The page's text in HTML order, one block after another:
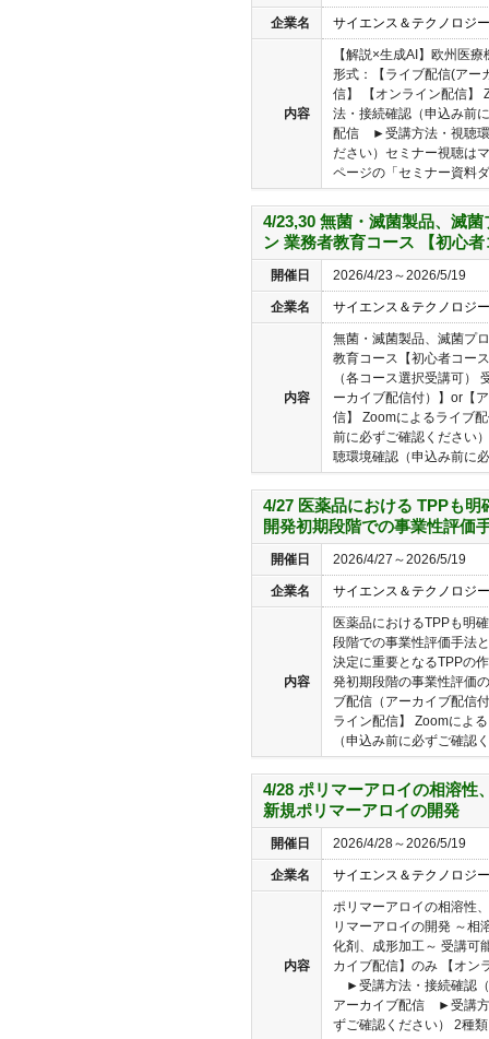
企業名 サイエンス＆テクノロジ
内容
【解説×生成AI】欧州医
形式：【ライブ配信(アー
信】 【オンライン配信
法・接続確認（申込み前
配信 ►受講方法・視聴環
ださい）セミナー視聴は
ページの「セミナー資料
4/23,30 無菌・滅菌製品、滅
ン 業務者教育コース 【初心
開催日 2026/4/23～2026/5/19
企業名 サイエンス＆テクノロジ
内容
無菌・滅菌製品、滅菌プ
教育コース【初心者コー
（各コース選択受講可）
ーカイブ配信付）】or【
信】 Zoomによるライブ
前に必ずご確認ください
聴環境確認（申込み前に
4/27 医薬品における TPPも
開発初期段階での事業性評価
開催日 2026/4/27～2026/5/19
企業名 サイエンス＆テクノロジ
内容
医薬品におけるTPPも明
段階での事業性評価手法
決定に重要となるTPPの
発初期段階の事業性評価
ブ配信（アーカイブ配信
ライン配信】 Zoomによ
（申込み前に必ずご確認
4/28 ポリマーアロイの相溶性
新規ポリマーアロイの開発
開催日 2026/4/28～2026/5/19
企業名 サイエンス＆テクノロジ
内容
ポリマーアロイの相溶性
リマーアロイの開発 ～相
化剤、成形加工～ 受講可
カイブ配信】のみ 【オン
►受講方法・接続確認
アーカイブ配信 ►受講方
ずご確認ください） 2種